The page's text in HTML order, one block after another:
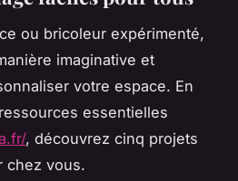
ou bricoleur expérimenté,
imaginative et
votre espace. En
essentielles
, découvrez cinq projets
chez vous.